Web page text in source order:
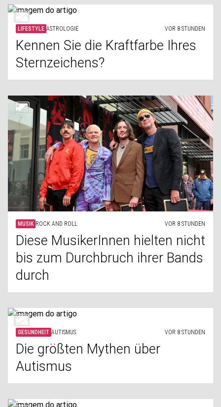
LIFESTYLE ASTROLOGIE VOR 8 STUNDEN
Kennen Sie die Kraftfarbe Ihres
Sternzeichens?
MUSIK ROCK AND ROLL VOR 8 STUNDEN
Diese MusikerInnen hielten nicht
bis zum Durchbruch ihrer Bands
durch
GESUNDHEIT AUTISMUS VOR 8 STUNDEN
Die größten Mythen über
Autismus